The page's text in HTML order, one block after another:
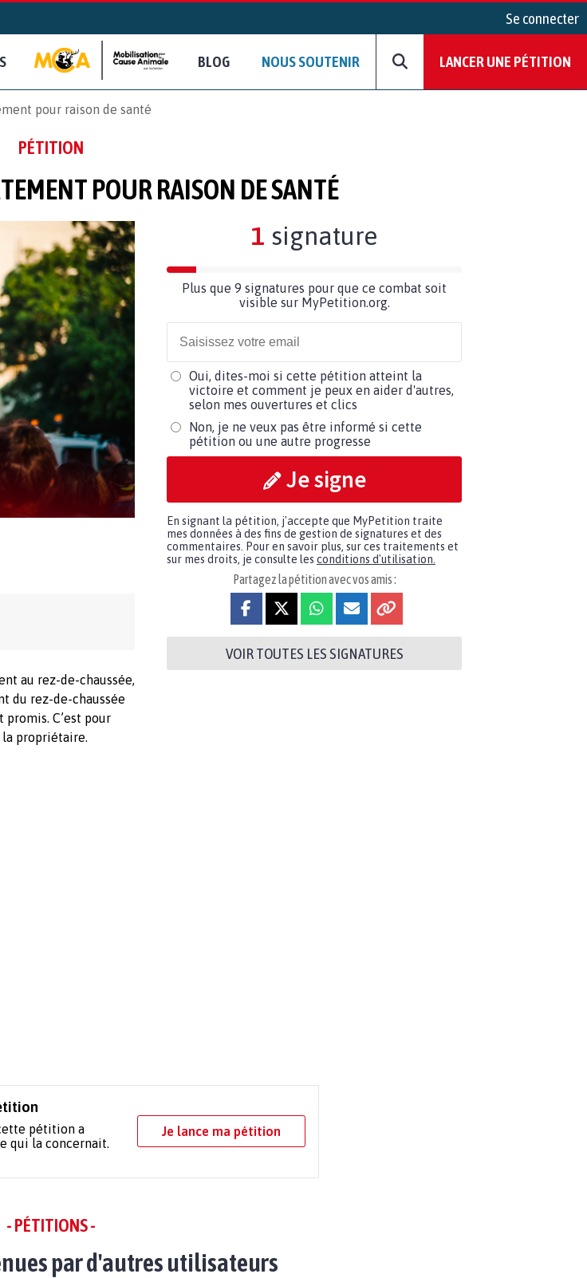
Se connecter
BLOG NOUS SOUTENIR LANCER UNE PÉTITION
pour raison de santé
PÉTITION
POUR RAISON DE SANTÉ
au rez-de-chaussée,
du rez-de-chaussée
C’est pour
la propriétaire.
1 signature
Plus que 9 signatures pour que ce combat soit
visible sur MyPetition.org.
Oui, dites-moi si cette pétition atteint la
victoire et comment je peux en aider d'autres,
selon mes ouvertures et clics
Non, je ne veux pas être informé si cette
pétition ou une autre progresse
Je signe
En signant la pétition, j'accepte que MyPetition traite
mes données à des fins de gestion de signatures et des
commentaires. Pour en savoir plus, sur ces traitements et
sur mes droits, je consulte les conditions d'utilisation.
Partagez la pétition avec vos amis :
VOIR TOUTES LES SIGNATURES
pétition a
qui la concernait.
Je lance ma pétition
- PÉTITIONS -
par d'autres utilisateurs